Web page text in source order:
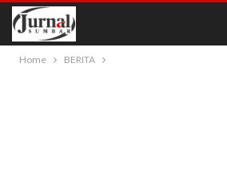
Home BERITA